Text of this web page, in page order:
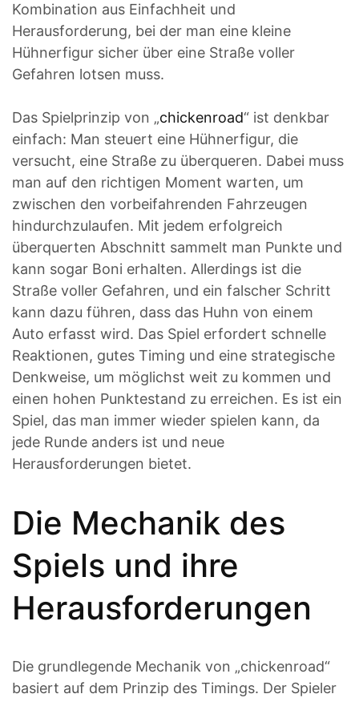
Kombination aus Einfachheit und
Herausforderung, bei der man eine kleine
Hühnerfigur sicher über eine Straße voller
Gefahren lotsen muss.
Das Spielprinzip von „chickenroad“ ist denkbar
einfach: Man steuert eine Hühnerfigur, die
versucht, eine Straße zu überqueren. Dabei muss
man auf den richtigen Moment warten, um
zwischen den vorbeifahrenden Fahrzeugen
hindurchzulaufen. Mit jedem erfolgreich
überquerten Abschnitt sammelt man Punkte und
kann sogar Boni erhalten. Allerdings ist die
Straße voller Gefahren, und ein falscher Schritt
kann dazu führen, dass das Huhn von einem
Auto erfasst wird. Das Spiel erfordert schnelle
Reaktionen, gutes Timing und eine strategische
Denkweise, um möglichst weit zu kommen und
einen hohen Punktestand zu erreichen. Es ist ein
Spiel, das man immer wieder spielen kann, da
jede Runde anders ist und neue
Herausforderungen bietet.
Die Mechanik des
Spiels und ihre
Herausforderungen
Die grundlegende Mechanik von „chickenroad“
basiert auf dem Prinzip des Timings. Der Spieler